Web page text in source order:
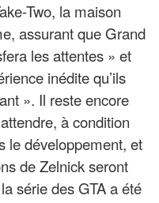
Two, la maison
assurant que Grand
les attentes » et
inédite qu’ils
». Il reste encore
à condition
le développement, et
de Zelnick seront
série des GTA a été